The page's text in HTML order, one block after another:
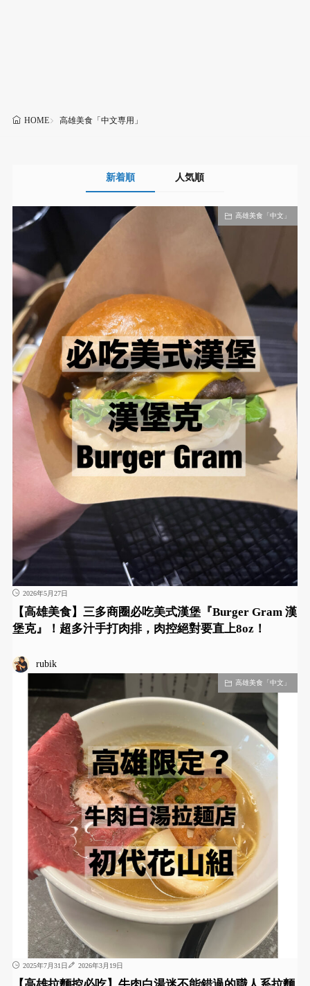
HOME 高雄美食「中文専用」
新着順 人気順
高雄美食「中文」
2026年5月27日
【高雄美食】三多商圈必吃美式漢堡『Burger Gram 漢
堡克』！超多汁手打肉排，肉控絕對要直上8oz！
rubik
高雄美食「中文」
2025年7月31日 2026年3月19日